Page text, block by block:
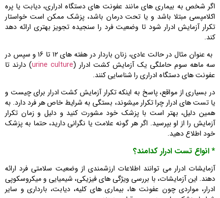
اگر شخص به بیماری های مانند عفونت های دستگاه ادراری، دیابت یا پره
‌اکلامپسی مبتلا باشد و یا تحت درمان باشد، پزشک ممکن است خواستار
تکرار آزمایش ادرار شود تا وضعیت فرد را سنجیده تجویز بهتری ارائه دهد
کند.
به عنوان مثال در حالت عادی، زنان باردار در هفته‌ های ۱۲ تا ۱۶ و سپس در
سه ‌ماهه سوم حاملگی یک آزمایش کشت ادرار (urine culture) دارند تا
عفونت ‌های دستگاه ادراری را شناسایی کنند.
در بسیاری از مواقع، پاسخ به اینکه تکرار آزمایش کشت ادرار برای چیست و
یا تست های ادرار چرا تکرار میشوند، بستگی به شرایط خاص هر فرد دارد. به
همین دلیل، بهتر است با پزشک خود مشورت کنید و دلیل و زمان تکرار
آزمایش را از او بپرسید. اگر هر گونه علامت یا نگرانی دارید، حتما به پزشک
خود اطلاع دهید.
* انواع تست ادرار کدامند؟
آزمایشات ادرار می ‌توانند اطلاعات ارزشمندی از وضعیت سلامتی فرد ارائه
دهند. این آزمایشات، با بررسی ویژگی ‌های فیزیکی، شیمیایی و میکروسکوپی
ادرار، مواردی چون عفونت‌ ها، بیماری‌ های کلیه، دیابت، بارداری و سایر